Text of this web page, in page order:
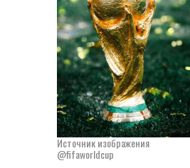
Источник изображения
@fifaworldcup